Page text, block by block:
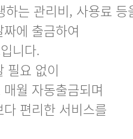
는 관리비, 사용료 등
에 출금하여
니다.
필요 없이
월 자동출금되며
편리한 서비스를